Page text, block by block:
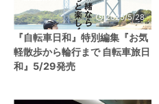
2025/5/28
『自転車日和』特別編集『お気
軽散歩から輪行まで 自転車旅日
和』5/29発売